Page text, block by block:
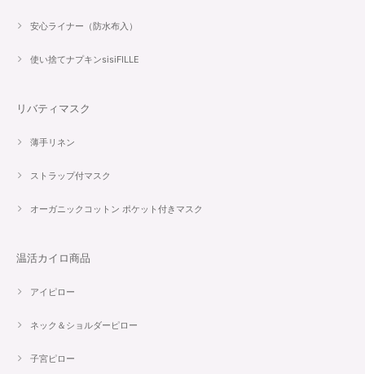
安心ライナー（防水布入）
使い捨てナプキンsisiFILLE
リバティマスク
薄手リネン
ストラップ付マスク
オーガニックコットン ポケット付きマスク
温活カイロ商品
アイピロー
ネック＆ショルダーピロー
子宮ピロー